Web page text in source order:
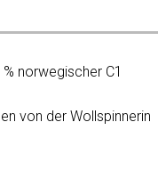
norwegischer C1
von der Wollspinnerin